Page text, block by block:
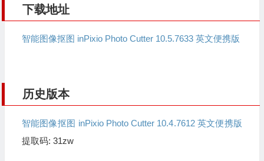
下载地址
智能图像抠图 inPixio Photo Cutter 10.5.7633 英文便携版
历史版本
智能图像抠图 inPixio Photo Cutter 10.4.7612 英文便携版
提取码: 31zw